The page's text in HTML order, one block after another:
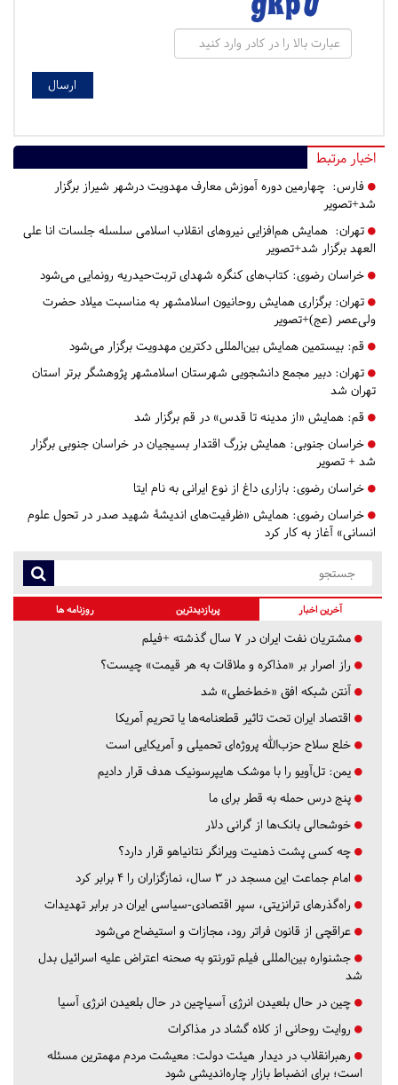
اخبار مرتبط
فارس: چهارمین دوره آموزش معارف مهدویت درشهر شیراز برگزار
شد+تصویر
تهران: همایش هم‌افزایی نیروهای انقلاب اسلامی سلسله جلسات انا علی
العهد برگزار شد+تصویر
خراسان رضوی: کتاب‌های کنگره شهدای تربت‌حیدریه رونمایی می‌شود
تهران: برگزاری همایش روحانیون اسلامشهر به مناسبت میلاد حضرت
ولی‌عصر (عج)+تصویر
قم: بیستمین همایش بین‌المللی دکترین مهدویت برگزار می‌شود
تهران: ​​​​​​​دبیر مجمع دانشجویی شهرستان اسلامشهر پژوهشگر برتر استان
تهران شد
قم: همایش «از مدینه تا قدس» در قم برگزار شد
خراسان جنوبی: همایش بزرگ اقتدار بسیجیان در خراسان جنوبی برگزار
شد + تصویر
خراسان رضوی: بازاری داغ از نوع ایرانی به نام ایتا
خراسان رضوی: همایش «ظرفیت‌های اندیشۀ شهید صدر در تحول علوم
انسانی» آغاز به کار کرد
آخرین اخبار پربازدیدترین روزنامه ها
مشتریان نفت ایران در ۷ سال گذشته +فیلم
راز اصرار بر «مذاکره و ملاقات به هر قیمت» چیست؟
آنتن شبکه افق «خط‌خطی» شد
اقتصاد ایران تحت تاثیر قطعنامه‌ها یا تحریم‌ آمریکا
خلع سلاح حزب‌الله پروژه‌ای تحمیلی و آمریکایی است
یمن: تل‌آویو را با موشک هایپرسونیک هدف قرار دادیم
پنج درس‌ حمله به قطر برای ما
خوشحالی بانک‌ها از گرانی دلار
چه کسی پشت ذهنیت ویرانگر نتانیاهو قرار دارد؟
امام جماعت این مسجد در ۳ سال، نمازگزاران را ۴ برابر کرد
راه‌گذرهای ترانزیتی، سپر اقتصادی-سیاسی ایران در برابر تهدیدات
عراقچی از قانون فراتر رود، مجازات و استیضاح می‌شود
جشنواره بین‌المللی فیلم تورنتو به صحنه اعتراض علیه اسرائیل بدل
شد
چین در حال بلعیدن انرژی آسیاچین در حال بلعیدن انرژی آسیا
روایت روحانی از کلاه گشاد در مذاکرات
رهبرانقلاب در دیدار هیئت دولت: معیشت مردم مهمترین مسئله
است؛ برای انضباط بازار چاره‌اندیشی شود